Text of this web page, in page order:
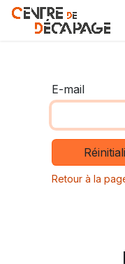
Se rendre au contenu
E-mail
Retour à la